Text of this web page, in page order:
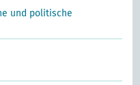
und politische